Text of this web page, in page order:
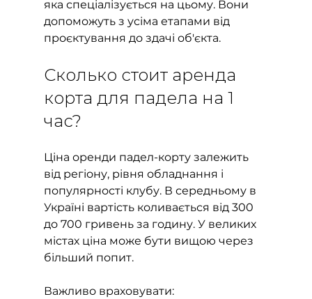
яка спеціалізується на цьому. Вони
допоможуть з усіма етапами від
проєктування до здачі об'єкта.
Сколько стоит аренда
корта для падела на 1
час?
Ціна оренди падел-корту залежить
від регіону, рівня обладнання і
популярності клубу. В середньому в
Україні вартість коливається від 300
до 700 гривень за годину. У великих
містах ціна може бути вищою через
більший попит.
Важливо враховувати: